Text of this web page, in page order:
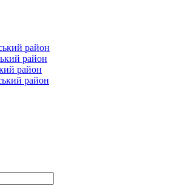
район
район
район
район